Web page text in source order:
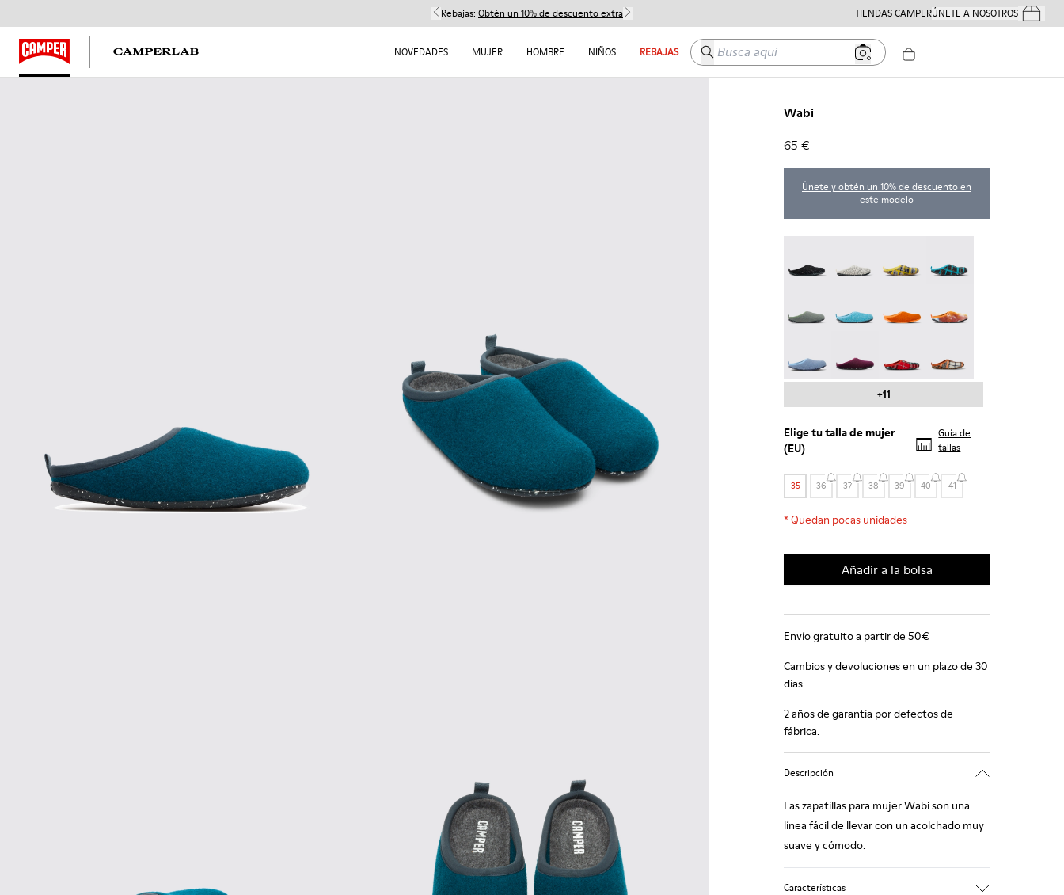
Rebajas: Obtén un 10% de descuento extra TIENDAS CAMPERÚNETE A NOSOTROSTus
NOVEDADES MUJER HOMBRE NIÑOS REBAJAS Busca aquí
Wabi
65 €
Únete y obtén un 10% de descuento en
este modelo
+11
Elige tutalla de mujer
(EU)
Guía de
tallas
35 36 37 38 39 40 41
*Quedan pocas unidades
Añadir a la bolsa
Envío gratuito a partir de 50€
Cambios y devoluciones en un plazo de 30
días.
2 años de garantía por defectos de
fábrica.
Descripción
Las zapatillas para mujer Wabi son una
línea fácil de llevar con un acolchado muy
suave y cómodo.
Características